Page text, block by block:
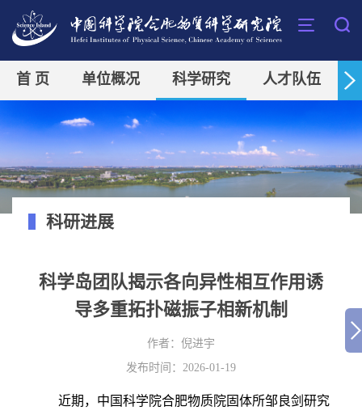
首 页 单位概况 科学研究 人才队伍
科研进展
科学岛团队揭示各向异性相互作用诱
导多重拓扑磁振子相新机制
作者： ​倪进宇
发布时间：2026-01-19
近期，中国科学院合肥物质院固体所邹良剑研究